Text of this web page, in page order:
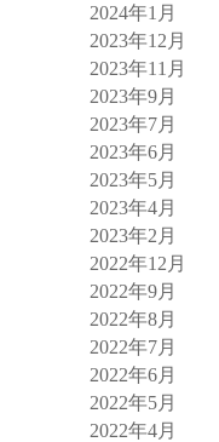
2024年1月
2023年12月
2023年11月
2023年9月
2023年7月
2023年6月
2023年5月
2023年4月
2023年2月
2022年12月
2022年9月
2022年8月
2022年7月
2022年6月
2022年5月
2022年4月